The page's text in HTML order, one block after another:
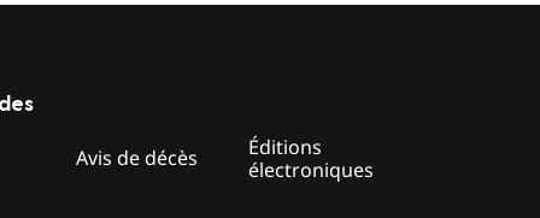
Avis de décès
Éditions
électroniques